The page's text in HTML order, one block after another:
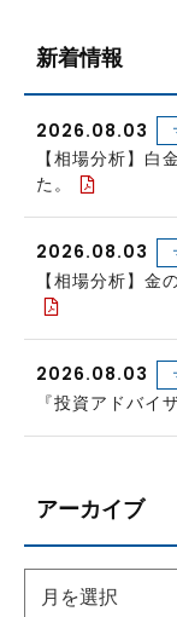
新着情報
2026.08.03
【相場分析】白
た。
2026.08.03
【相場分析】金
2026.08.03
『投資アドバイ
アーカイブ